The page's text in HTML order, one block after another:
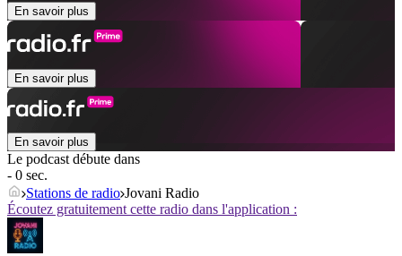
En savoir plus
En savoir plus
En savoir plus
Le podcast débute dans
- 0 sec.
Stations de radio Jovani Radio
Écoutez gratuitement cette radio dans l'application :